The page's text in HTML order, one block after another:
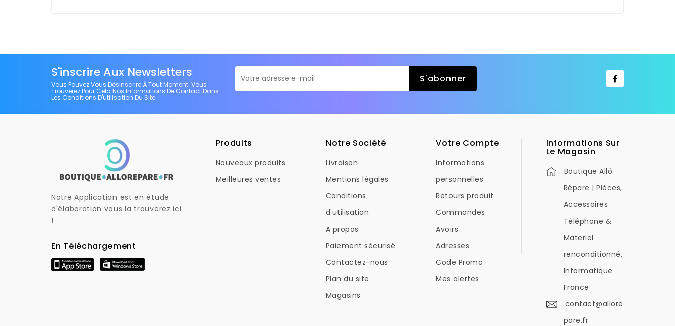
S'inscrire Aux Newsletters
Vous Pouvez Vous Désinscrire À Tout Moment. Vous
Trouverez Pour Cela Nos Informations De Contact Dans
Les Conditions D'utilisation Du Site.
Notre Application est en étude
d'élaboration vous la trouverez ici
!
En Téléchargement
Produits
Nouveaux produits
Meilleures ventes
Notre Société
Livraison
Mentions légales
Conditions
d'utilisation
A propos
Paiement sécurisé
Contactez-nous
Plan du site
Magasins
Votre Compte
Informations
personnelles
Retours produit
Commandes
Avoirs
Adresses
Code Promo
Mes alertes
Informations Sur
Le Magasin
Boutique Allô
Répare | Pièces,
Accessoires
Téléphone &
Materiel
renconditionné,
Informatique
France
contact@allore
pare.fr